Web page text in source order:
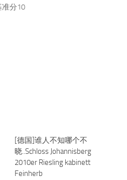
准分10
[德国]谁人不知哪个不
晓..Schloss Johannisberg
2010er Riesling kabinett
Feinherb